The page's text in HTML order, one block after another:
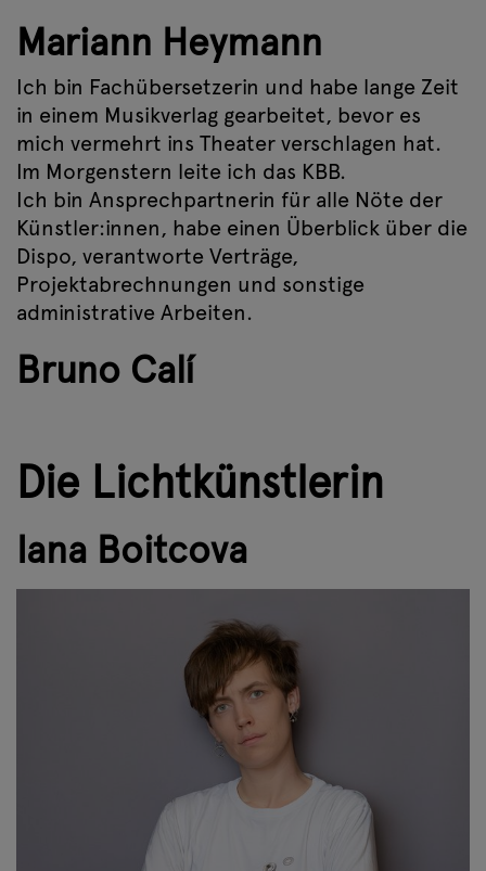
Mariann Heymann
Ich bin Fachübersetzerin und habe lange Zeit
in einem Musikverlag gearbeitet, bevor es
mich vermehrt ins Theater verschlagen hat.
Im Morgenstern leite ich das KBB.
Ich bin Ansprechpartnerin für alle Nöte der
Künstler:innen, habe einen Überblick über die
Dispo, verantworte Verträge,
Projektabrechnungen und sonstige
administrative Arbeiten.
Bruno Calí
Die Lichtkünstlerin
Iana Boitcova